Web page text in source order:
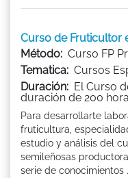
Curso de Fruticultor
Método: Curso FP
Tematica: Cursos
Duración: El Curso
duración de 200
Para desarrollarte
fruticultura,
estudio y análisis del
semileñosas
serie de conocimientos